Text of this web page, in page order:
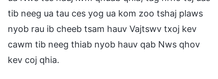
tib neeg ua tau ces yog ua kom zoo tshaj plaws
nyob rau ib cheeb tsam hauv Vajtswv txoj kev
cawm tib neeg thiab nyob hauv qab Nws qhov
kev coj qhia.